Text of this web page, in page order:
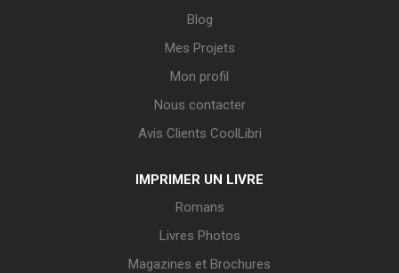
Blog
Mes Projets
Mon profil
Nous contacter
Avis Clients CoolLibri
IMPRIMER UN LIVRE
Romans
Livres Photos
Magazines et Brochures